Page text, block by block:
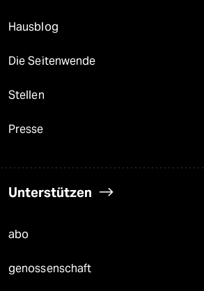
Hausblog
Die Seitenwende
Stellen
Presse
Unterstützen
abo
genossenschaft